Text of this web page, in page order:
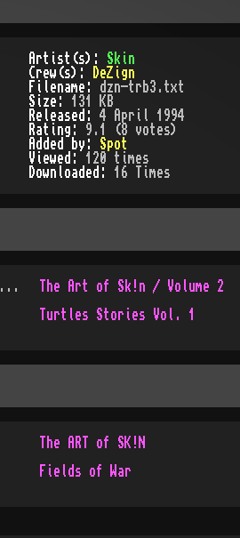
Artist(s): Skin
Crew(s):
DeZign
Filename: dzn-trb3.txt
Size: 131 KB
Released:4 April 1994
Rating: 9.1 (8 votes)
Added by: Spot
Viewed: 120
times
Downloaded: 16 Times
Novoque 2020 Amiga ASCII Competition
The Art of Sk!n / Volume 2
Turtles Stories Vol. 1
The ART of SK!N
Fields of War